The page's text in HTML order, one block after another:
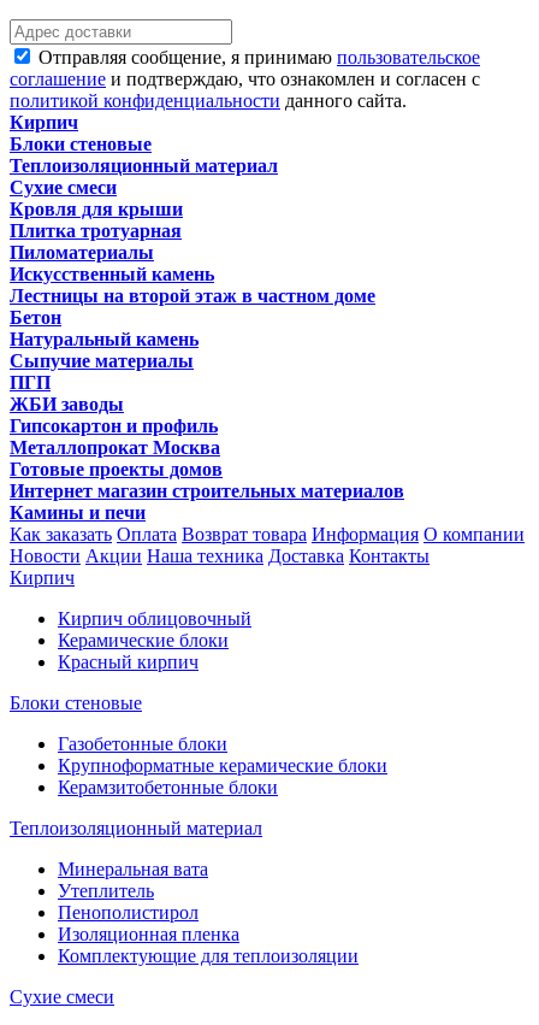
Отправляя сообщение, я принимаю пользовательское
соглашение и подтверждаю, что ознакомлен и согласен с
политикой конфиденциальности данного сайта.
Кирпич
Блоки стеновые
Теплоизоляционный материал
Сухие смеси
Кровля для крыши
Плитка тротуарная
Пиломатериалы
Искусственный камень
Лестницы на второй этаж в частном доме
Бетон
Натуральный камень
Сыпучие материалы
ПГП
ЖБИ заводы
Гипсокартон и профиль
Металлопрокат Москва
Готовые проекты домов
Интернет магазин строительных материалов
Камины и печи
Как заказать Оплата Возврат товара Информация О компании
Новости Акции Наша техника Доставка Контакты
Кирпич
Кирпич облицовочный
Керамические блоки
Красный кирпич
Блоки стеновые
Газобетонные блоки
Крупноформатные керамические блоки
Керамзитобетонные блоки
Теплоизоляционный материал
Минеральная вата
Утеплитель
Пенополистирол
Изоляционная пленка
Комплектующие для теплоизоляции
Сухие смеси